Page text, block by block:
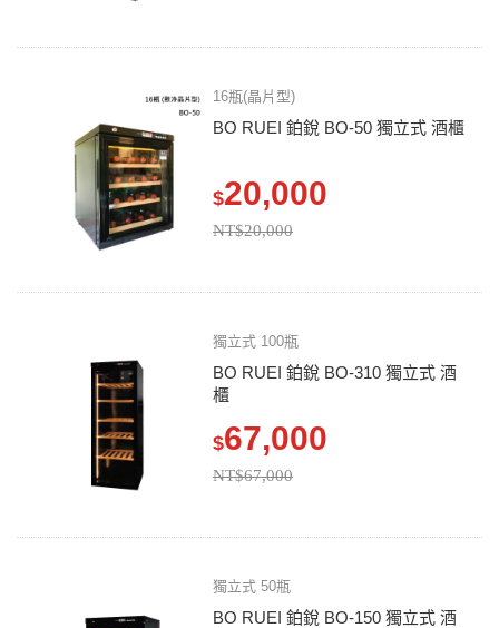
16瓶(晶片型)
BO RUEI 鉑銳 BO-50 獨立式 酒櫃
$20,000
NT$20,000
獨立式 100瓶
BO RUEI 鉑銳 BO-310 獨立式 酒
櫃
$67,000
NT$67,000
獨立式 50瓶
BO RUEI 鉑銳 BO-150 獨立式 酒